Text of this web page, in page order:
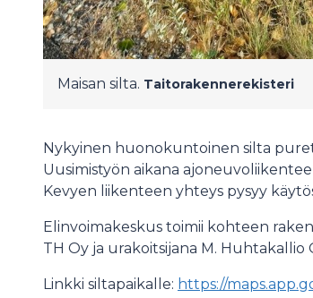
Maisan silta. Taitorakennerekisteri
Nykyinen huonokuntoinen silta
Uusimistyön aikana
Kevyen liikenteen yhteys pysyy
Elinvoimakeskus toimii kohteen
TH Oy ja urakoitsijana M.
Linkki siltapaikalle: https://